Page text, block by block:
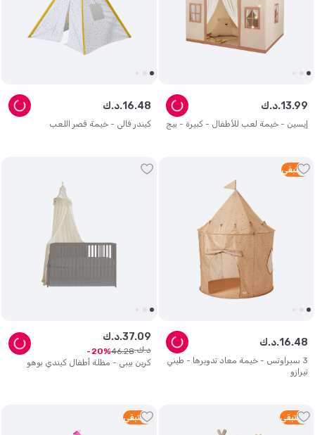
إيسين - خيمة لعب للأطفال - كبيرة - بيج
د.ك.13.99
كيندر فالي - خيمة قصر اللعب
د.ك.16.48
1 متبقي
3 سبراوتس - خيمة معاد تدويرها - طيني
تيرازو
د.ك.16.48
كرين بيبي - مظلة أطفال كيندي بوهو
د.ك.37.09
د.ك. 46.28
20
3 متبقي 3 متبقي